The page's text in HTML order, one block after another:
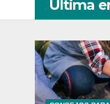
Última
renovar un